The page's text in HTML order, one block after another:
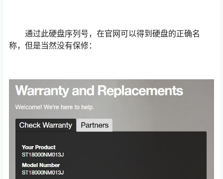
通过此硬盘序列号，在官网可以得到硬盘的正确名
称，但是当然没有保修：